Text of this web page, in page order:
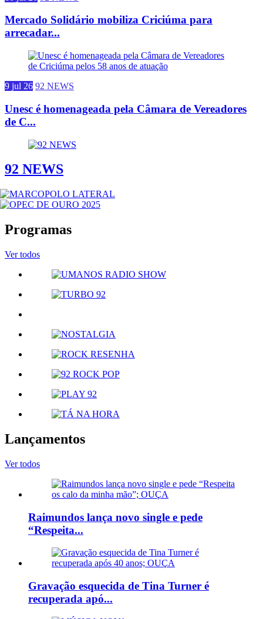
Mercado Solidário mobiliza Criciúma para
arrecadar...
9 jul 26 92 NEWS
Unesc é homenageada pela Câmara de Vereadores
de C...
92 NEWS
Programas
Ver todos
Lançamentos
Ver todos
Raimundos lança novo single e pede
“Respeita...
Gravação esquecida de Tina Turner é
recuperada apó...